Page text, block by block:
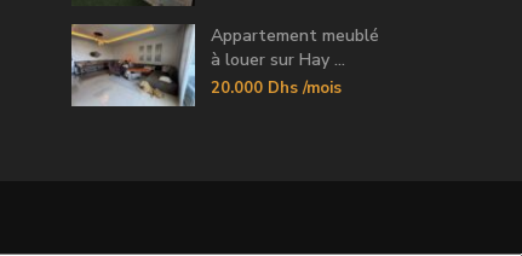
Appartement meublé
à louer sur Hay ...
20.000 Dhs /mois